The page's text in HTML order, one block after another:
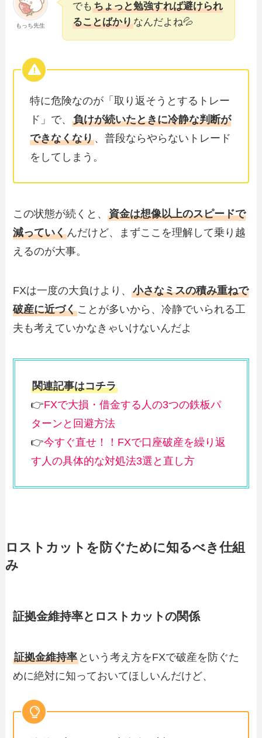
もっち先生
でもちょっと勉強すれば避けられ
ることばかりなんだよね💦
特に危険なのが「取り返そうとするトレー
ド」で、負けが続いたときに冷静な判断が
できなくなり、普段ならやらないトレード
をしてしまう。
この状態が続くと、資金は想像以上のスピードで
減っていくんだけど、まずここを理解して乗り越
えるのが大事。
FXは一度の大負けより、小さなミスの積み重ねで
破産に近づくことが多いから、冷静でいられる工
夫も考えていかなきゃいけないんだよ
関連記事はコチラ
👉FXで大損・借金する人の3つの鉄板パ
ターンと回避方法
👉今すぐ直せ！！FXで口座破産を繰り返
す人の具体的な対処法3選と直し方
ロストカットを防ぐために知るべき仕組
み
証拠金維持率とロストカットの関係
証拠金維持率 という考え方をFXで破産を防ぐた
めに絶対に知っておいてほしいんだけど、